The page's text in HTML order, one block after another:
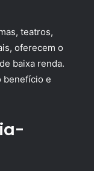
teatros,
oferecem o
baixa renda.
benefício e